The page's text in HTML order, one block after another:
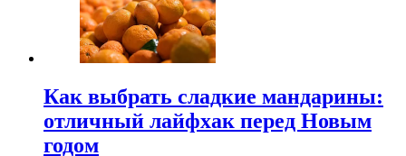
Как выбрать сладкие мандарины:
отличный лайфхак перед Новым
годом